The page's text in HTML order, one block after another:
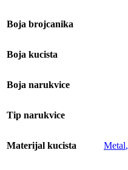
Boja brojcanika
Boja kucista
Boja narukvice
Tip narukvice
Materijal kucista Metal,